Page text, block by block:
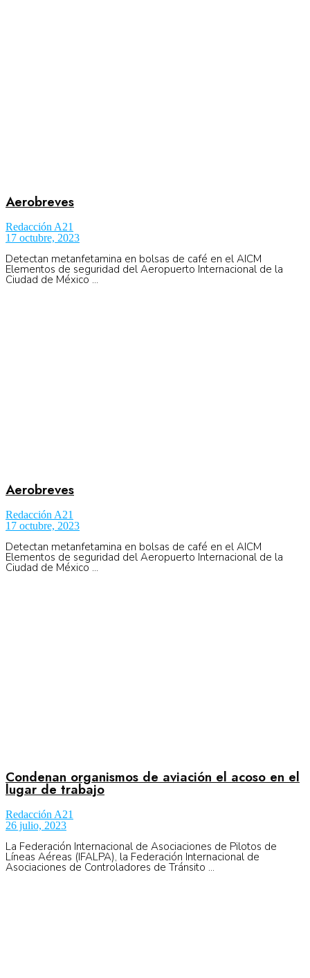
Aerobreves
Redacción A21
17 octubre, 2023
Detectan metanfetamina en bolsas de café en el AICM
Elementos de seguridad del Aeropuerto Internacional de la
Ciudad de México ...
Aerobreves
Redacción A21
17 octubre, 2023
Detectan metanfetamina en bolsas de café en el AICM
Elementos de seguridad del Aeropuerto Internacional de la
Ciudad de México ...
Condenan organismos de aviación el acoso en el
lugar de trabajo
Redacción A21
26 julio, 2023
La Federación Internacional de Asociaciones de Pilotos de
Líneas Aéreas (IFALPA), la Federación Internacional de
Asociaciones de Controladores de Tránsito ...